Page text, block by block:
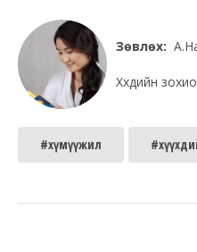
Зөвлөх:
Хүүхдийн
#хүмүүжил